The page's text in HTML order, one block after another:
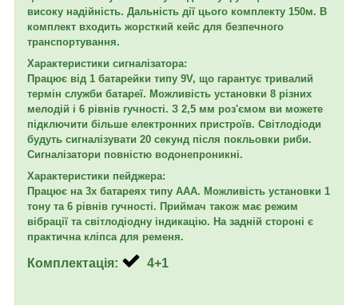
високу надійність. Дальність дії цього комплекту 150м. В
комплект входить жорсткий кейс для безпечного
транспортування.
Характеристики сигналізатора:
Працює від 1 батарейки типу 9V, що гарантує тривалий
термін служби батареї. Можливість установки 8 різних
мелодій і 6 рівнів гучності. З 2,5 мм роз'ємом ви можете
підключити більше електронних пристроїв. Світлодіоди
будуть сигналізувати 20 секунд після покльовки риби.
Сигналізатори повністю водонепроникні.
Характеристики пейджера:
Працює на 3х батареях типу ААА. Можливість установки 1
тону та 6 рівнів гучності. Приймач також має режим
вібрації та світлодіодну індикацію. На задній стороні є
практична кліпса для ременя.
Комплектація: 4+1